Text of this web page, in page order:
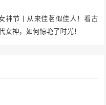
神节丨从来佳茗似佳人！看古
女神，如何惊艳了时光！